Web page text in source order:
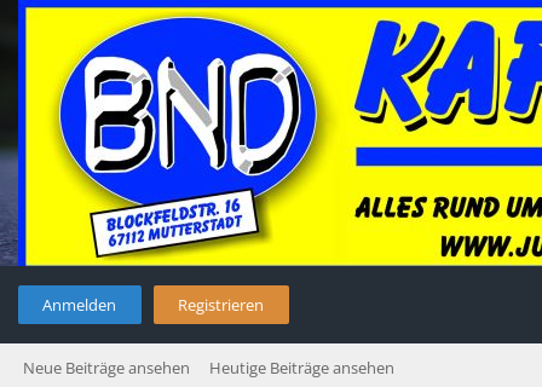
Anmelden Registrieren
Neue Beiträge ansehen Heutige Beiträge ansehen